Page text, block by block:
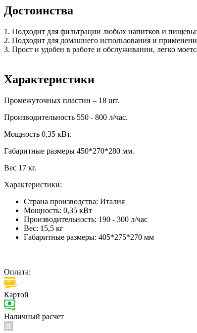
Достоинства
1. Подходит для фильтрации любых напитков и
2. Подходит для домашнего использования и
3. Прост и удобен в работе и обслуживании, легко
Характеристики
Промежуточных пластин – 18 шт.
Производительность 550 - 800 л/час.
Мощность 0,35 кВт.
Габаритные размеры 450*270*280 мм.
Вес 17 кг.
Характеристики:
Страна производства: Италия
Мощность: 0,35 кВт
Производительность: 190 - 300 л/час
Вес: 15,5 кг
Габаритные размеры: 405*275*270 мм
Оплата:
Картой
Наличный расчет